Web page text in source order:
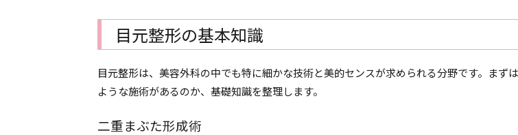
目元整形の基本知識
目元整形は、美容外科の中でも特に細かな技術と美的センスが求められる分野です。まず
ような施術があるのか、基礎知識を整理します。
二重まぶた形成術